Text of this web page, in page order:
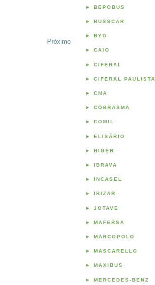
Próximo
► BEPOBUS
► BUSSCAR
► BYD
► CAIO
► CIFERAL
► CIFERAL PAULISTA
► CMA
► COBRASMA
► COMIL
► ELISÁRIO
► HIGER
► IBRAVA
► INCASEL
► IRIZAR
► JOTAVE
► MAFERSA
► MARCOPOLO
► MASCARELLO
► MAXIBUS
► MERCEDES-BENZ